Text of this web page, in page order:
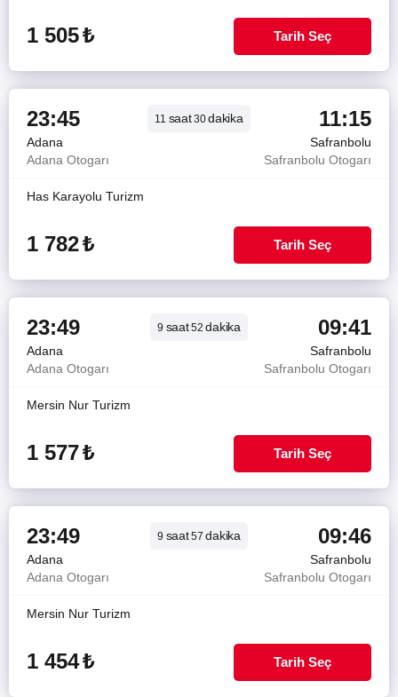
1 505₺ Tarih Seç
23:45 11 saat30dakika 11:15
Adana
Safranbolu
Adana Otogarı
Safranbolu Otogarı
Has Karayolu Turizm
1 782₺ Tarih Seç
23:49 9 saat52dakika 09:41
Adana
Safranbolu
Adana Otogarı
Safranbolu Otogarı
Mersin Nur Turizm
1 577₺ Tarih Seç
23:49 9 saat57dakika 09:46
Adana
Safranbolu
Adana Otogarı
Safranbolu Otogarı
Mersin Nur Turizm
1 454₺ Tarih Seç